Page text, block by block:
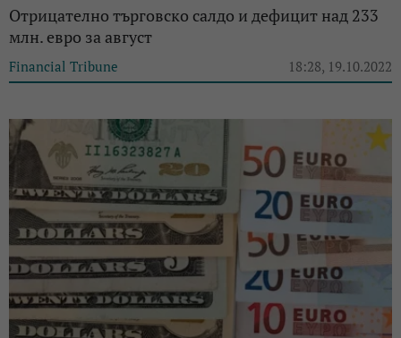
Отрицателно търговско салдо и дефицит над 233
млн. евро за август
Financial Tribune 18:28, 19.10.2022